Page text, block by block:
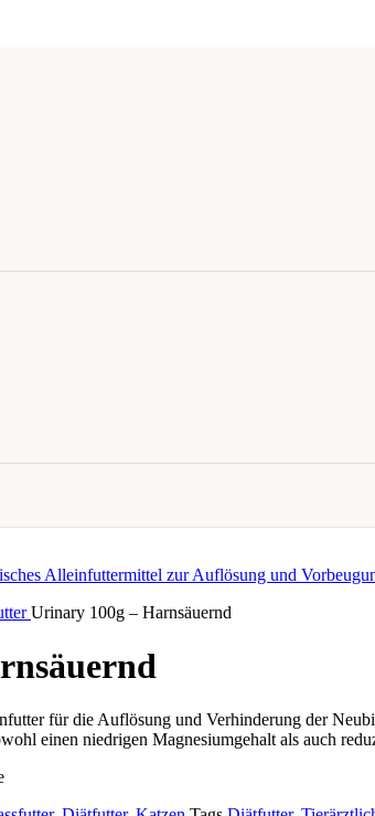
Urinary 100g – Harnsäuernd
für die Auflösung und Verhinderung der
einen niedrigen Magnesiumgehalt als auch